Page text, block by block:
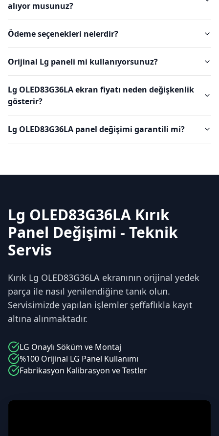
alıyor musunuz?
Ödeme seçenekleri nelerdir?
Orijinal Lg paneli mi kullanıyorsunuz?
Lg OLED83G36LA ekran fiyatı neden değişkenlik
gösterir?
Lg OLED83G36LA panel değişimi garantili mi?
Lg OLED83G36LA Kırık
Panel Değişimi - Teknik
Servis
Kırık Lg OLED83G36LA ekranının orijinal yedek
parça ile nasıl yenilendiğine tanık olun.
Servisimizde yapılan işlemler şeffaflıkla kayıt
altına alınmaktadır.
LG Onaylı Söküm ve Montaj
%100 Orijinal LG Panel Kullanımı
Fabrikasyon Kalibrasyon ve Testler